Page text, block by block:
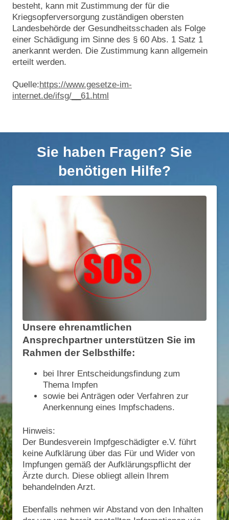
besteht, kann mit Zustimmung der für die
Kriegsopferversorgung zuständigen obersten
Landesbehörde der Gesundheitsschaden als Folge
einer Schädigung im Sinne des § 60 Abs. 1 Satz 1
anerkannt werden. Die Zustimmung kann allgemein
erteilt werden.
Quelle:https://www.gesetze-im-
internet.de/ifsg/__61.html
Sie haben Fragen? Sie
benötigen Hilfe?
Unsere ehrenamtlichen
Ansprechpartner unterstützen Sie im
Rahmen der Selbsthilfe:
bei Ihrer Entscheidungsfindung zum
Thema Impfen
sowie bei Anträgen oder Verfahren zur
Anerkennung eines Impfschadens.
Hinweis:
Der Bundesverein Impfgeschädigter e.V. führt
keine Aufklärung über das Für und Wider von
Impfungen gemäß der Aufklärungspflicht der
Ärzte durch. Diese obliegt allein Ihrem
behandelnden Arzt.
Ebenfalls nehmen wir Abstand von den Inhalten